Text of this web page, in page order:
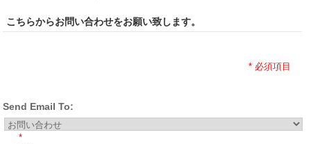
こちらからお問い合わせをお願い致します。
* 必須項目
Send Email To:
*